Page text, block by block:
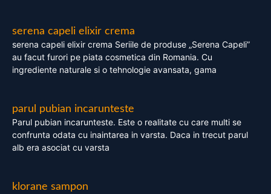
serena capeli elixir crema
serena capeli elixir crema Seriile de produse „Serena Capeli”
au facut furori pe piata cosmetica din Romania. Cu
ingrediente naturale si o tehnologie avansata, gama
parul pubian incarunteste
Parul pubian incarunteste. Este o realitate cu care multi se
confrunta odata cu inaintarea in varsta. Daca in trecut parul
alb era asociat cu varsta
klorane sampon